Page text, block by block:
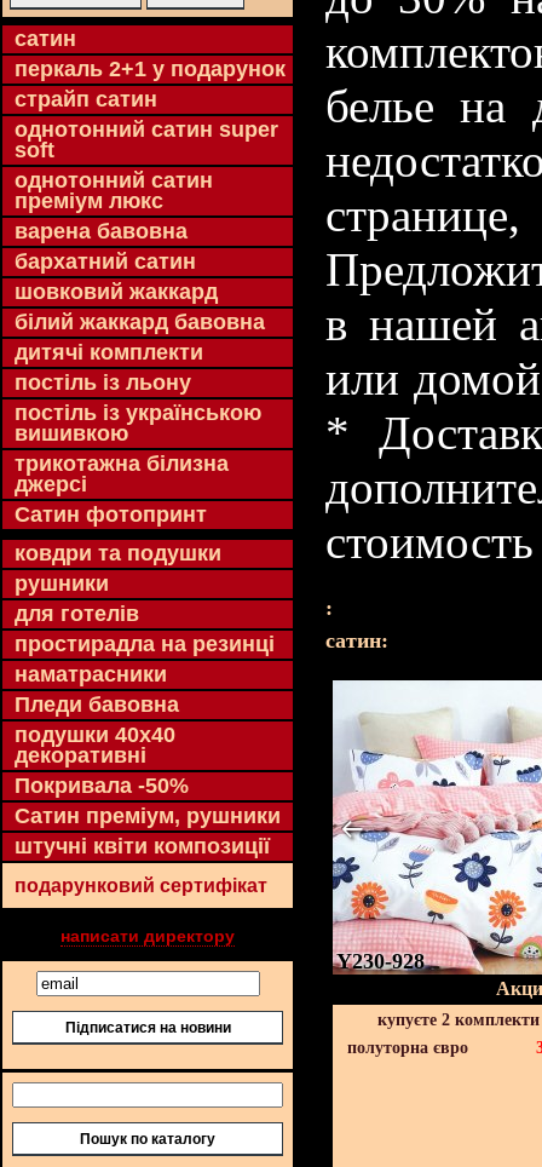
cатин
перкаль 2+1 у подарунок
страйп сатин
однотонний сатин super
soft
однотонний сатин
преміум люкс
варена бавовна
бархатний сатин
шовковий жаккард
білий жаккард бавовна
дитячі комплекти
постіль із льону
постіль із українською
вишивкою
трикотажна білизна
джерсі
Сатин фотопринт
ковдри та подушки
рушники
для готелів
простирадла на резинці
наматрасники
Пледи бавовна
подушки 40х40
декоративні
Покривала -50%
Сатин преміум, рушники
штучні квіти композиції
подарунковий сертифікат
написати директору
Підписатися на новини
Пошук по каталогу
белье на
в нашей
или
*
:
cатин:
Y230-928
купуєте 2
полуторна євро